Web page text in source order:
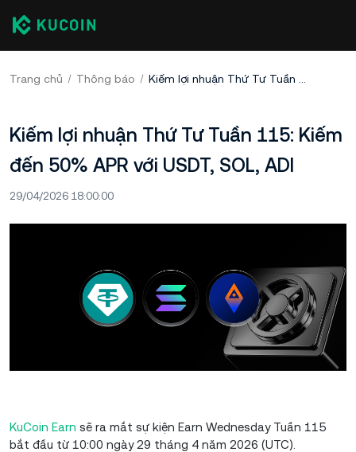
Trang chủ Thông báo Kiếm lợi nhuận Thứ Tư Tuần 115: Kiếm đến 50% APR với USDT, SOL, ADI
Kiếm lợi nhuận Thứ Tư Tuần 115: Kiếm
đến 50% APR với USDT, SOL, ADI
29/04/2026 18:00:00
KuCoin Earn sẽ ra mắt sự kiện Earn Wednesday Tuần 115
bắt đầu từ 10:00 ngày 29 tháng 4 năm 2026 (UTC).